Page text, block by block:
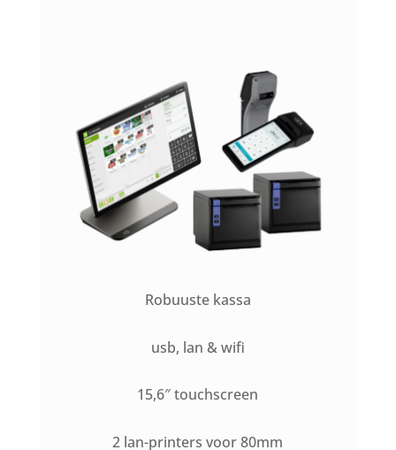
Robuuste kassa
usb, lan & wifi
15,6″ touchscreen
2 lan-printers voor 80mm